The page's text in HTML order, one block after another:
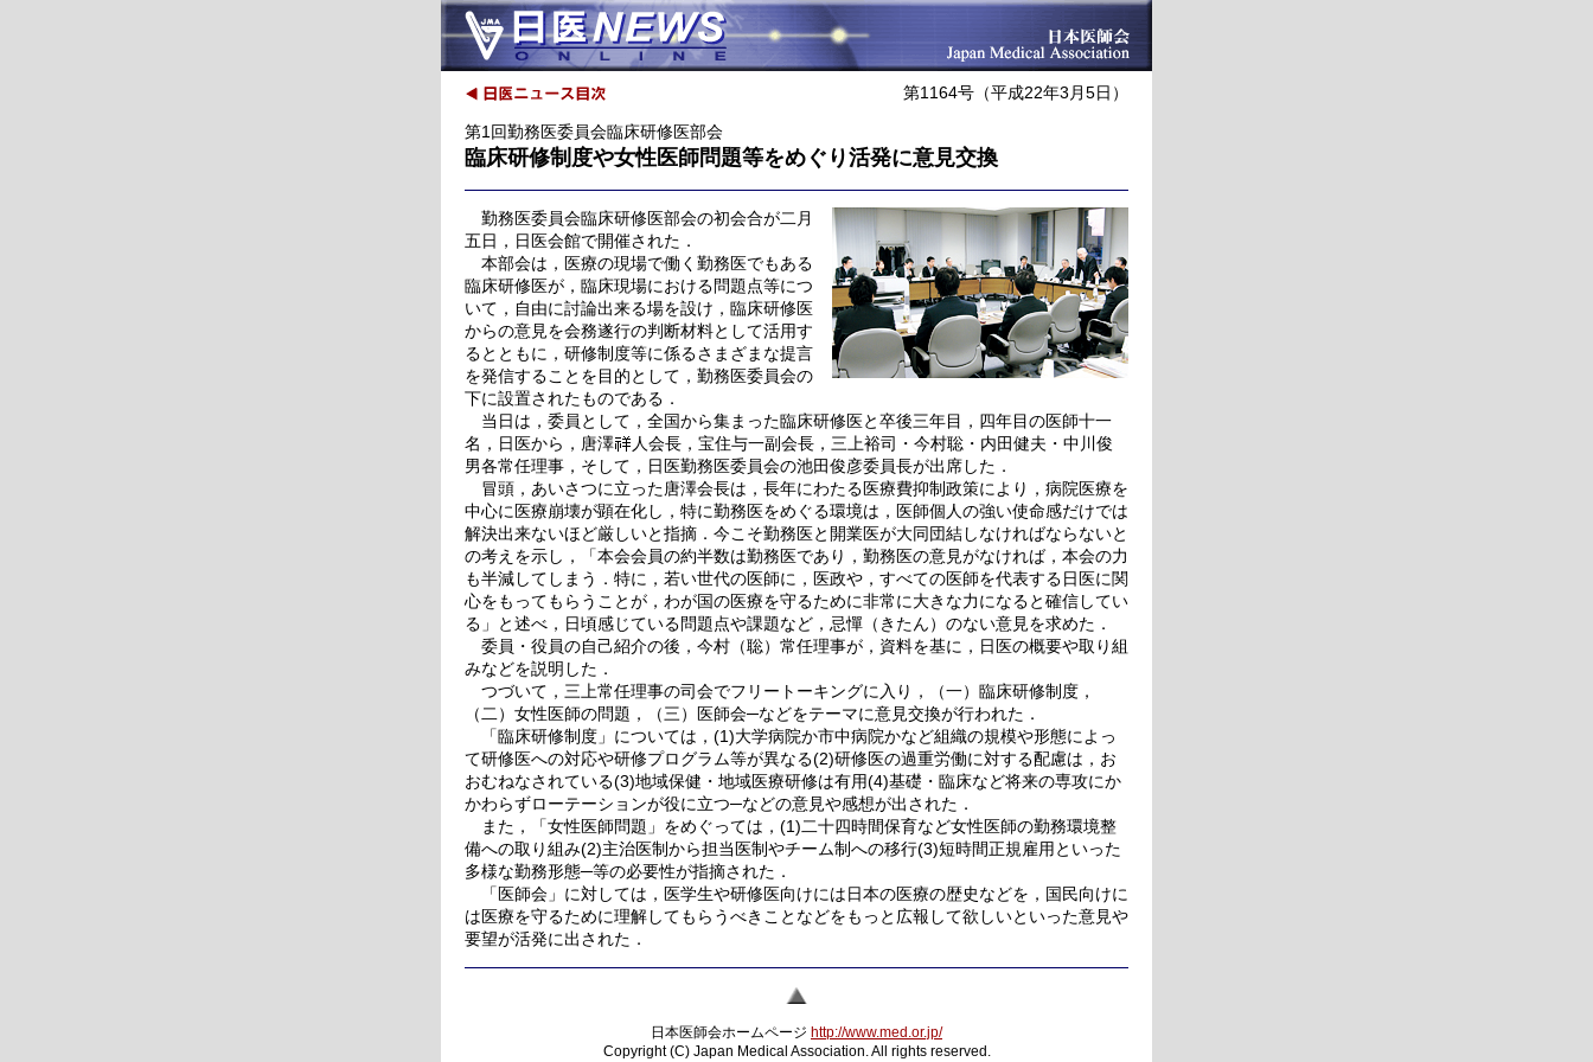
第1164号（平成22年3月5日）
第1回勤務医委員会臨床研修医部会
臨床研修制度や女性医師問題等をめぐり活発に意見交換
勤務医委員会臨床研修医部会の初会合が二月
五日，日医会館で開催された．
本部会は，医療の現場で働く勤務医でもある
臨床研修医が，臨床現場における問題点等につ
いて，自由に討論出来る場を設け，臨床研修医
からの意見を会務遂行の判断材料として活用す
るとともに，研修制度等に係るさまざまな提言
を発信することを目的として，勤務医委員会の
下に設置されたものである．
当日は，委員として，全国から集まった臨床研修医と卒後三年目，四年目の医師十一
名，日医から，唐澤
人会長，宝住与一副会長，三上裕司・今村聡・内田健夫・中川俊
男各常任理事，そして，日医勤務医委員会の池田俊彦委員長が出席した．
冒頭，あいさつに立った唐澤会長は，長年にわたる医療費抑制政策により，病院医療を
中心に医療崩壊が顕在化し，特に勤務医をめぐる環境は，医師個人の強い使命感だけでは
解決出来ないほど厳しいと指摘．今こそ勤務医と開業医が大同団結しなければならないと
の考えを示し，「本会会員の約半数は勤務医であり，勤務医の意見がなければ，本会の力
も半減してしまう．特に，若い世代の医師に，医政や，すべての医師を代表する日医に関
心をもってもらうことが，わが国の医療を守るために非常に大きな力になると確信してい
る」と述べ，日頃感じている問題点や課題など，忌憚（きたん）のない意見を求めた．
委員・役員の自己紹介の後，今村（聡）常任理事が，資料を基に，日医の概要や取り組
みなどを説明した．
つづいて，三上常任理事の司会でフリートーキングに入り，（一）臨床研修制度，
（二）女性医師の問題，（三）医師会─などをテーマに意見交換が行われた．
「臨床研修制度」については，(1)大学病院か市中病院かなど組織の規模や形態によっ
て研修医への対応や研修プログラム等が異なる(2)研修医の過重労働に対する配慮は，お
おむねなされている(3)地域保健・地域医療研修は有用(4)基礎・臨床など将来の専攻にか
かわらずローテーションが役に立つ─などの意見や感想が出された．
また，「女性医師問題」をめぐっては，(1)二十四時間保育など女性医師の勤務環境整
備への取り組み(2)主治医制から担当医制やチーム制への移行(3)短時間正規雇用といった
多様な勤務形態─等の必要性が指摘された．
「医師会」に対しては，医学生や研修医向けには日本の医療の歴史などを，国民向けに
は医療を守るために理解してもらうべきことなどをもっと広報して欲しいといった意見や
要望が活発に出された．
日本医師会ホームページ http://www.med.or.jp/
Copyright (C) Japan Medical Association. All rights reserved.